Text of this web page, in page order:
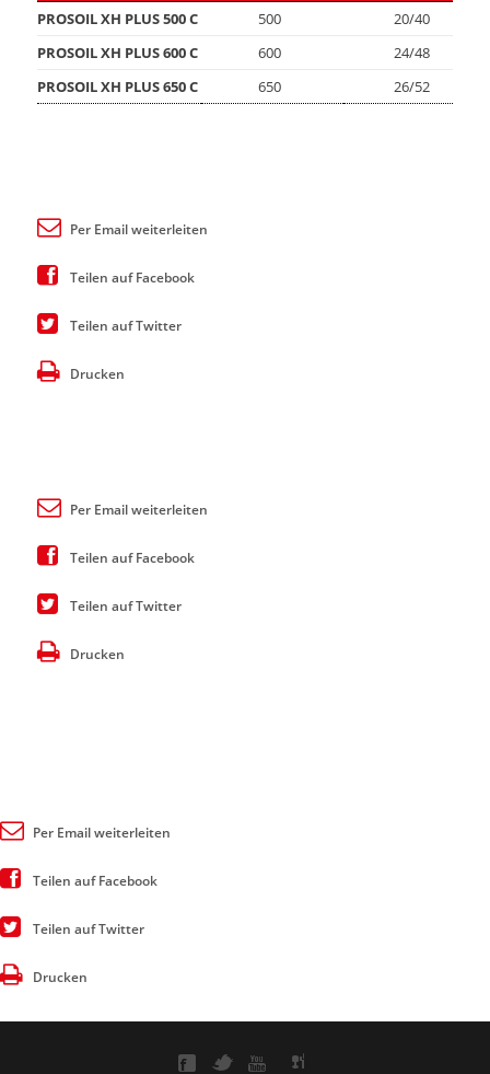
PROSOIL XH PLUS 500 C
500
20/40
PROSOIL XH PLUS 600 C
600
24/48
PROSOIL XH PLUS 650 C
650 26/52
Per Email weiterleiten
Teilen auf Facebook
Teilen auf Twitter
Drucken
Per Email weiterleiten
Teilen auf Facebook
Teilen auf Twitter
Drucken
Per Email weiterleiten
Teilen auf Facebook
Teilen auf Twitter
Drucken